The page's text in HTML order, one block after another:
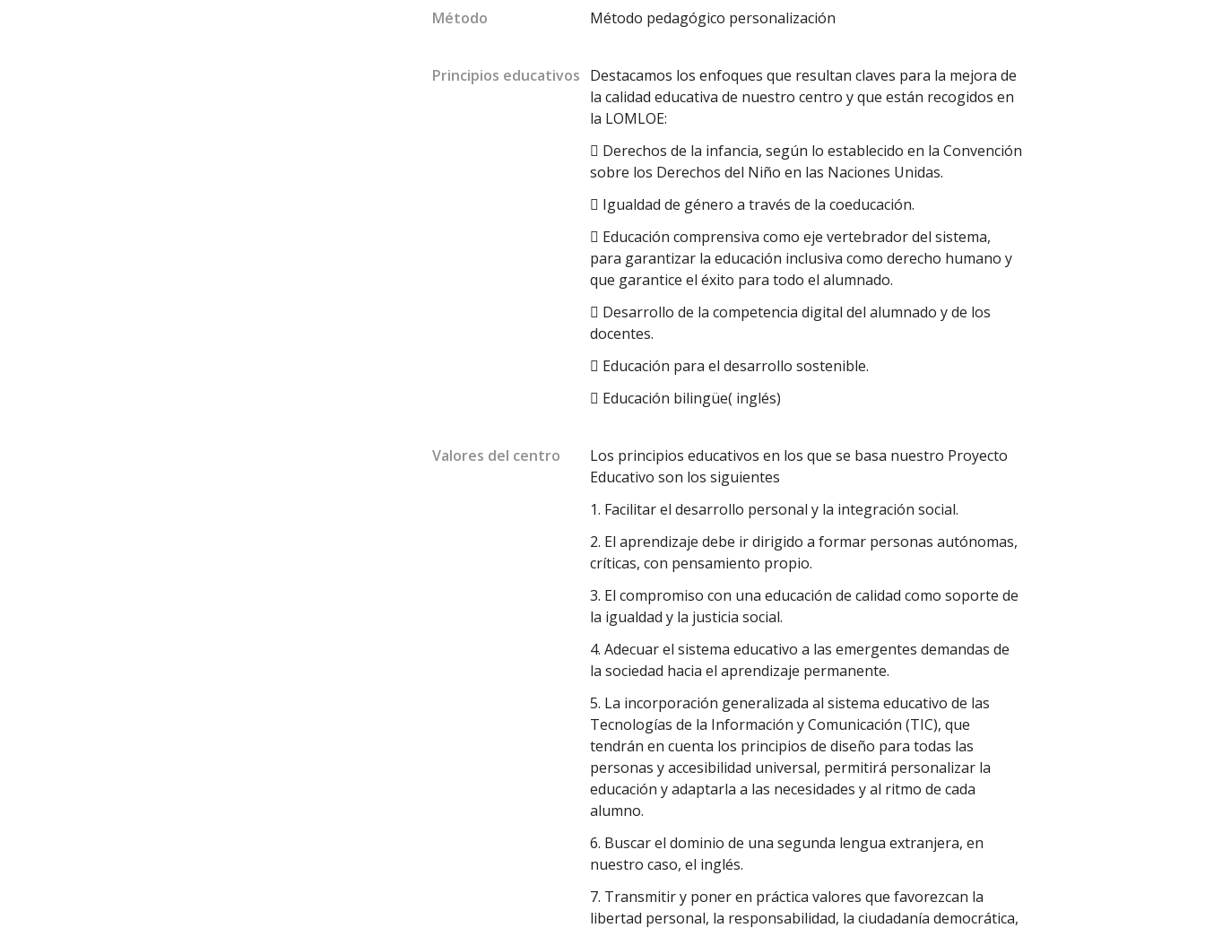
Método Método pedagógico personalización
Principios educativos Destacamos los enfoques que resultan claves para la mejora de
la calidad educativa de nuestro centro y que están recogidos en
la LOMLOE:
 Derechos de la infancia, según lo establecido en la Convención
sobre los Derechos del Niño en las Naciones Unidas.
 Igualdad de género a través de la coeducación.
 Educación comprensiva como eje vertebrador del sistema,
para garantizar la educación inclusiva como derecho humano y
que garantice el éxito para todo el alumnado.
 Desarrollo de la competencia digital del alumnado y de los
docentes.
 Educación para el desarrollo sostenible.
 Educación bilingüe( inglés)
Valores del centro
Los principios educativos en los que se basa nuestro Proyecto
Educativo son los siguientes
1. Facilitar el desarrollo personal y la integración social.
2. El aprendizaje debe ir dirigido a formar personas autónomas,
críticas, con pensamiento propio.
3. El compromiso con una educación de calidad como soporte de
la igualdad y la justicia social.
4. Adecuar el sistema educativo a las emergentes demandas de
la sociedad hacia el aprendizaje permanente.
5. La incorporación generalizada al sistema educativo de las
Tecnologías de la Información y Comunicación (TIC), que
tendrán en cuenta los principios de diseño para todas las
personas y accesibilidad universal, permitirá personalizar la
educación y adaptarla a las necesidades y al ritmo de cada
alumno.
6. Buscar el dominio de una segunda lengua extranjera, en
nuestro caso, el inglés.
7. Transmitir y poner en práctica valores que favorezcan la
libertad personal, la responsabilidad, la ciudadanía democrática,